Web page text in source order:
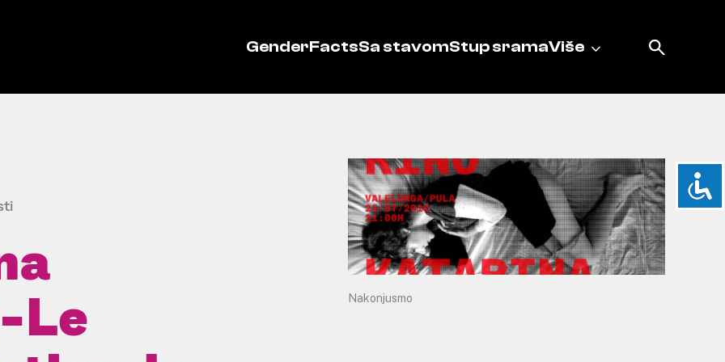
GenderFactsSa stavomStup sramaViše
Le
Nakonjusmo